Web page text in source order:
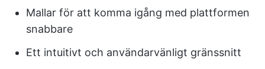
Mallar för att komma igång med plattformen
snabbare
Ett intuitivt och användarvänligt gränssnitt